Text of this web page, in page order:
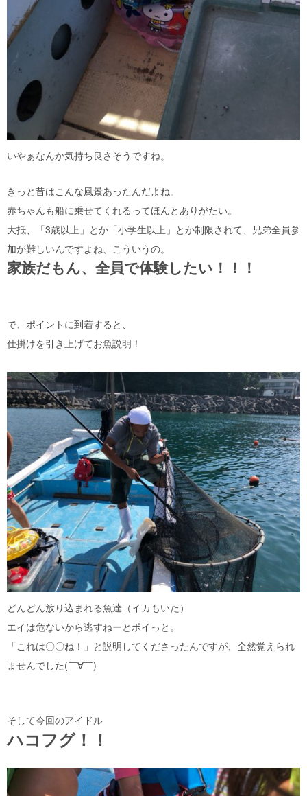
いやぁなんか気持ち良さそうですね。
きっと昔はこんな風景あったんだよね。
赤ちゃんも船に乗せてくれるってほんとありがたい。
大抵、「3歳以上」とか「小学生以上」とか制限されて、兄弟全員参
加が難しいんですよね、こういうの。
家族だもん、全員で体験したい！！！
で、ポイントに到着すると、
仕掛けを引き上げてお魚説明！
どんどん放り込まれる魚達（イカもいた）
エイは危ないから逃すねーとポイっと。
「これは〇〇ね！」と説明してくださったんですが、全然覚えられ
ませんでした(￣∀￣)
そして今回のアイドル
ハコフグ！！